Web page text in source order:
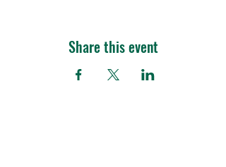
Share this event